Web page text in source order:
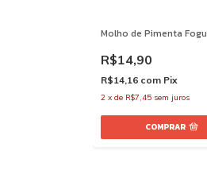
Molho de Pimenta
R$14,90
R$14,16 com Pix
2 x de R$7,45 sem juros